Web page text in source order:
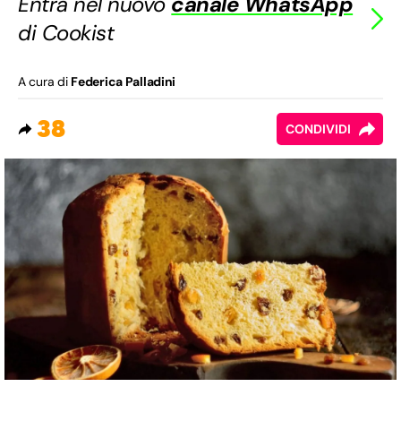
di Cookist
A cura di Federica Palladini
38 CONDIVIDI